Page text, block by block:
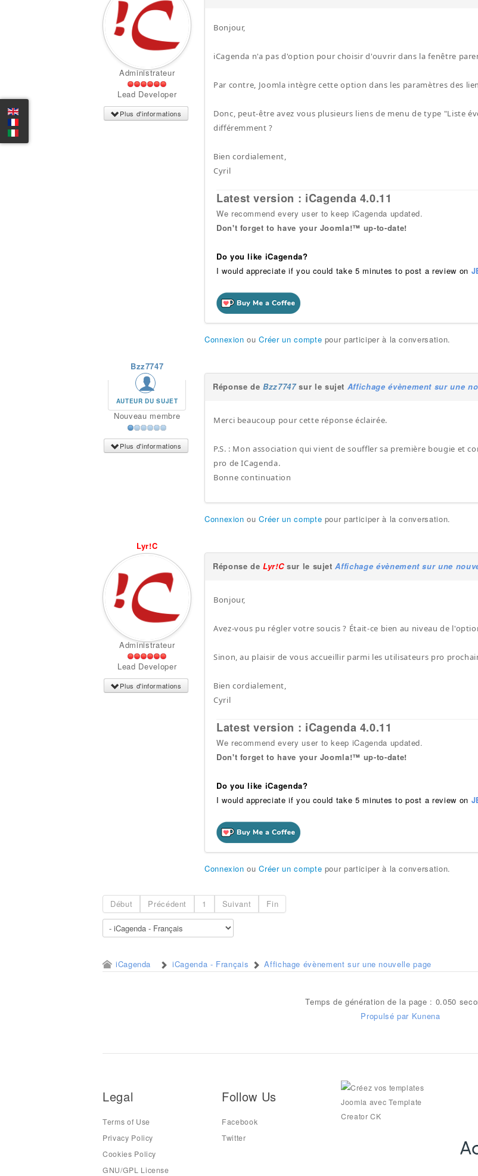
Administrateur
Lead Developer
Plus d'informations
Bonjour,
iCagenda n'a pas d'option pour choisir d'ouvrir dans la fenêtre
Par contre, Joomla intègre cette option dans les paramètres des
Donc, peut-être avez vous plusieurs liens de menu de type "Liste
différemment ?
Bien cordialement,
Cyril
Latest version : iCagenda 4.0.11
We recommend every user to keep iCagenda updated.
Don't forget to have your Joomla!™ up-to-date!
Do you like iCagenda?
I would appreciate if you could take 5 minutes to post a review on
Connexion ouCréer un compte pour participer à la conversation.
Bzz7747
AUTEUR DU SUJET
Nouveau membre
Plus d'informations
Réponse deBzz7747sur le sujet Affichage évènement sur une
Merci beaucoup pour cette réponse éclairée.
P.S. : Mon association qui vient de souffler sa première bougie et
pro de ICagenda.
Bonne continuation
Connexion ouCréer un compte pour participer à la conversation.
Lyr!C
Administrateur
Lead Developer
Plus d'informations
Réponse deLyr!Csur le sujetAffichage évènement sur une
Bonjour,
Avez-vous pu régler votre soucis ? Était-ce bien au niveau de
Sinon, au plaisir de vous accueillir parmi les utilisateurs pro
Bien cordialement,
Cyril
Latest version : iCagenda 4.0.11
We recommend every user to keep iCagenda updated.
Don't forget to have your Joomla!™ up-to-date!
Do you like iCagenda?
I would appreciate if you could take 5 minutes to post a review on
Connexion ouCréer un compte pour participer à la conversation.
Début Précédent 1 Suivant Fin
iCagenda
iCagenda - Français Affichage évènement sur une nouvelle page
Temps de génération de la page : 0.050
Propulsé par Kunena
Legal
Terms of Use
Privacy Policy
Cookies Policy
GNU/GPL License
Follow Us
Facebook
Twitter